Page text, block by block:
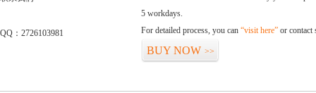
QQ：2726103981
5 workdays.
For detailed process, you can “visit here” or contact
BUY NOW >>